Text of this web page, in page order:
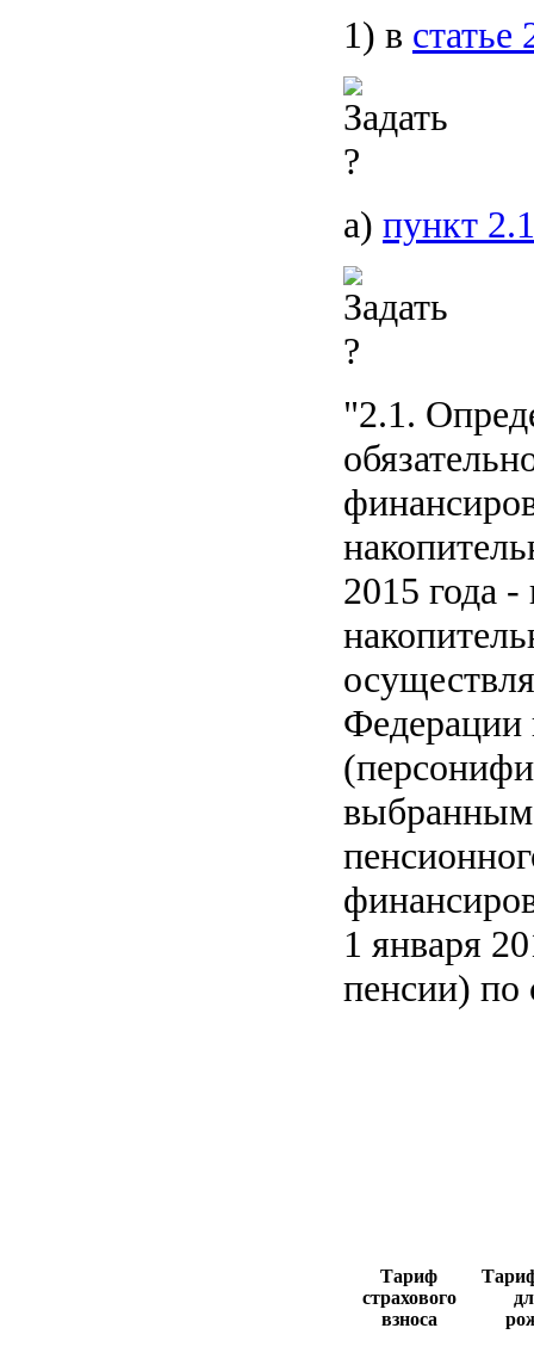
1) в статье
а) пункт 2.1
"2.1.
2015 года
Федерации
выбранным
1 января
пенсии)
Тариф
страхового
взноса